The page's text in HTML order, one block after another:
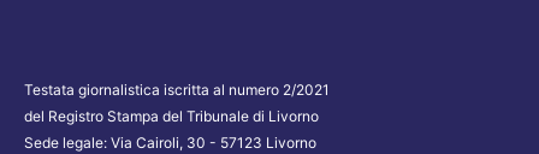
Testata giornalistica iscritta al numero 2/2021
del Registro Stampa del Tribunale di Livorno
Sede legale: Via Cairoli, 30 - 57123 Livorno